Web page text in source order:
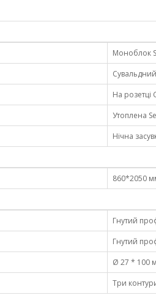
Моноблок
На розетці
Утоплена
Нічна
860*2050
Гнутий
Гнутий
Ø 27 * 100
Три